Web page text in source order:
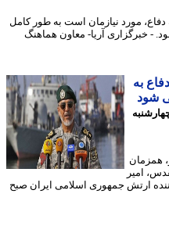
مورد نیازمان است به طور کامل
آریا- معاون هماهنگ
به
امیر
ارتش جمهوری اسلامی ایران صبح